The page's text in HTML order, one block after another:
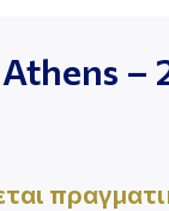
–